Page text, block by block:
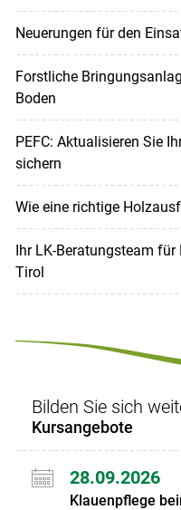
Neuerungen für den
Forstliche
Boden
PEFC: Aktualisieren Sie
sichern
Wie eine richtige
Ihr LK-Beratungsteam
Tirol
Bilden Sie sich
Kursangebote
28.09.2026
Klauenpflege